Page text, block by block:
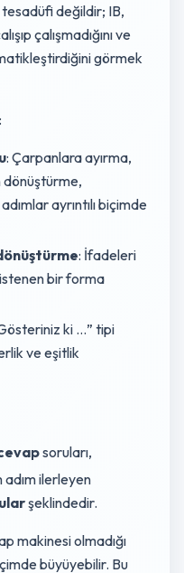
tesadüfi değildir; IB,
çalışmadığını ve
görmek
: Çarpanlara ayırma,
ayrıntılı biçimde
: İfadeleri
bir forma
ki …” tipi
ve eşitlik
soruları,
adım ilerleyen
şeklindedir.
makinesi olmadığı
büyüyebilir. Bu